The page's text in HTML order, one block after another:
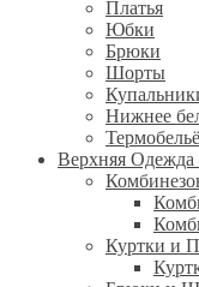
Платья
Юбки
Брюки
Шорты
Нижнее
Термобельё
Верхняя Одежда
Куртки и